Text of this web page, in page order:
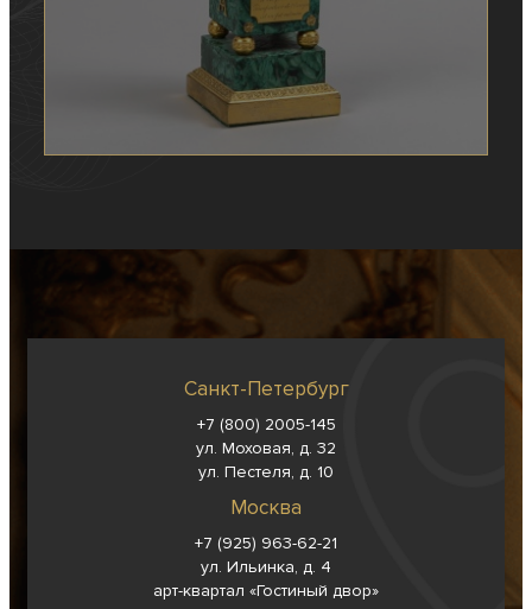
Санкт-Петербург
+7 (800) 2005-145
ул. Моховая, д. 32
ул. Пестеля, д. 10
Москва
+7 (925) 963-62-21
ул. Ильинка, д. 4
арт-квартал «Гостиный двор»